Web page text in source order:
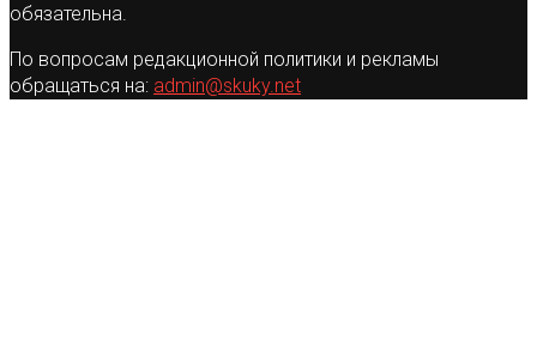
обязательна.
По вопросам редакционной политики и рекламы
обращаться на: admin@skuky.net